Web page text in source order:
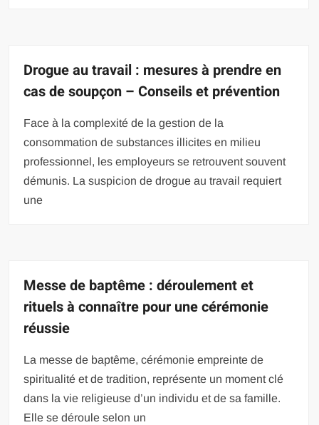
Drogue au travail : mesures à prendre en
cas de soupçon – Conseils et prévention
Face à la complexité de la gestion de la
consommation de substances illicites en milieu
professionnel, les employeurs se retrouvent souvent
démunis. La suspicion de drogue au travail requiert
une
Messe de baptême : déroulement et
rituels à connaître pour une cérémonie
réussie
La messe de baptême, cérémonie empreinte de
spiritualité et de tradition, représente un moment clé
dans la vie religieuse d’un individu et de sa famille.
Elle se déroule selon un